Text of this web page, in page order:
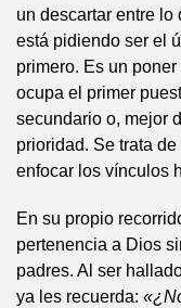
un descartar entre
está pidiendo ser el
primero. Es un
ocupa el primer
secundario o, mejor
prioridad. Se trata
enfocar los vínculos
En su propio
pertenencia a Dios
padres. Al ser
ya les recuerda: